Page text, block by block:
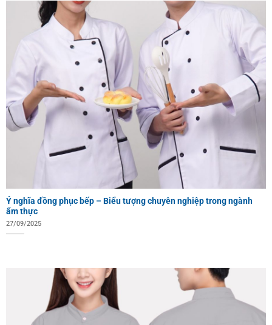
Ý nghĩa đồng phục bếp – Biểu tượng chuyên nghiệp trong ngành
ẩm thực
27/09/2025